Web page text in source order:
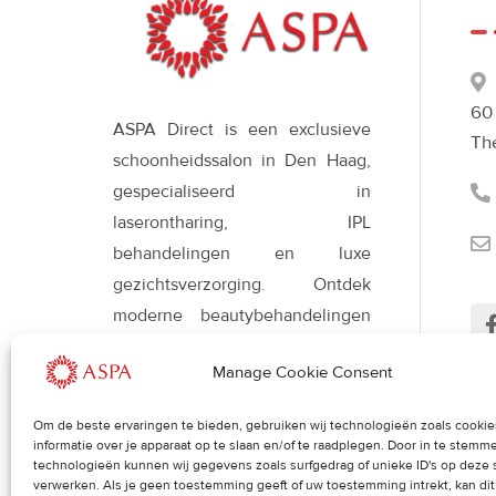
Manage Cookie Consent
Om de beste ervaringen te bieden, gebruiken wij technologieën zoals
informatie over je apparaat op te slaan en/of te raadplegen. Door in te
technologieën kunnen wij gegevens zoals surfgedrag of unieke ID's op deze
verwerken. Als je geen toestemming geeft of uw toestemming intrekt, kan
ASPA Direct is een exclusieve
schoonheidssalon in Den Haag,
gespecialiseerd in
laserontharing, IPL
behandelingen en luxe
gezichtsverzorging. Ontdek
moderne beautybehandelingen
een stralende, gezonde huid en